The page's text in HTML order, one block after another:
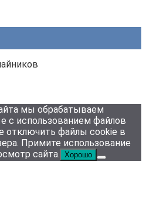
мы обрабатываем
с использованием файлов
отключить файлы cookie в
Примите использование
сайта.
Хорошо